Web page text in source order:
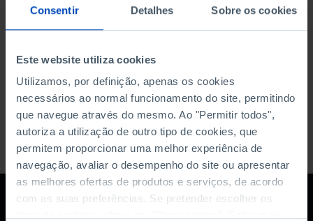
Consentir Detalhes Sobre os cookies
Este website utiliza cookies
Utilizamos, por definição, apenas os cookies
necessários ao normal funcionamento do site, permitindo
que navegue através do mesmo. Ao "Permitir todos",
autoriza a utilização de outro tipo de cookies, que
permitem proporcionar uma melhor experiência de
navegação, avaliar o desempenho do site ou apresentar
as melhores ofertas de produtos e serviços, de acordo
com as suas preferências. Se pretender escolher os
DATA DE FIM